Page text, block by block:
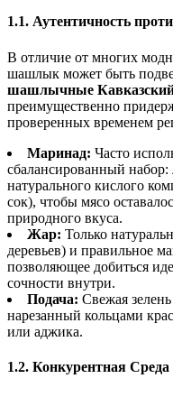
1.1. Аутентичность
В отличие от многих
шашлык может быть
шашлычные
преимущественно
проверенных временем
Маринад: Часто
сбалансированный
натурального кислого
сок), чтобы мясо
природного вкуса.
Жар: Только
деревьев) и правильное
позволяющее добиться
сочности внутри.
Подача: Свежая
нарезанный кольцами
или аджика.
1.2. Конкурентная